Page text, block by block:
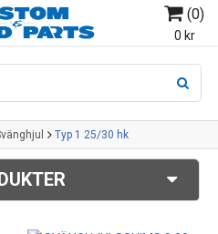
(0)
0 kr
Typ 1 25/30 hk